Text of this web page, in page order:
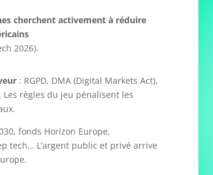
cherchent activement à réduire
2026).
: RGPD, DMA (Digital Markets Act),
règles du jeu pénalisent les
fonds Horizon Europe,
tech… L’argent public et privé arrive